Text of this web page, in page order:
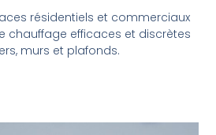
résidentiels et commerciaux
chauffage efficaces et discrètes
murs et plafonds.